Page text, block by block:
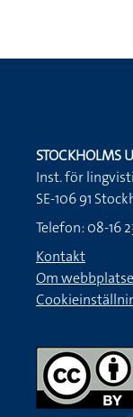
STOCKHOLMS
Inst. för
SE-106 91
Telefon: 08-16
Kontakt
Om